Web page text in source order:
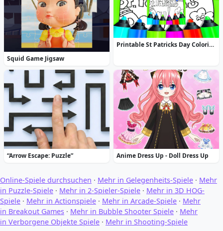
Squid Game Jigsaw
Printable St Patricks Day Coloring Pages
“Arrow Escape: Puzzle” Anime Dress Up - Doll Dress Up
Online-Spiele durchsuchen · Mehr in Gelegenheits-Spiele · Mehr
in Puzzle-Spiele · Mehr in 2-Spieler-Spiele · Mehr in 3D HOG-
Spiele · Mehr in Actionspiele · Mehr in Arcade-Spiele · Mehr
in Breakout Games · Mehr in Bubble Shooter Spiele · Mehr
in Verborgene Objekte Spiele · Mehr in Shooting-Spiele